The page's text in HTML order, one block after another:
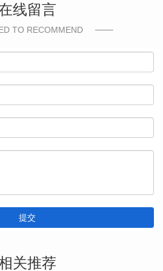
线留言
TO RECOMMEND
提交
关推荐